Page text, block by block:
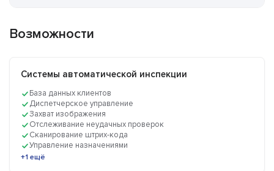
Возможности
Системы автоматической инспекции
База данных клиентов
Диспетчерское управление
Захват изображения
Отслеживание неудачных проверок
Сканирование штрих-кода
Управление назначениями
+1 ещё